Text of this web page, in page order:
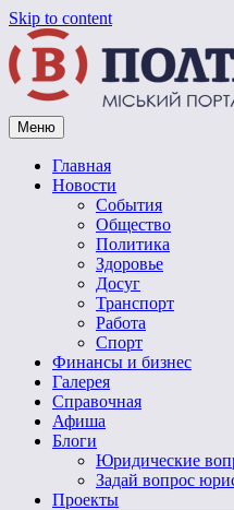
Skip to content
Vpoltave.info
Полтавский портал новостей
Меню
Главная
Новости
События
Общество
Политика
Здоровье
Досуг
Транспорт
Работа
Спорт
Финансы и бизнес
Галерея
Справочная
Афиша
Блоги
Юридические
Задай вопрос
Проекты